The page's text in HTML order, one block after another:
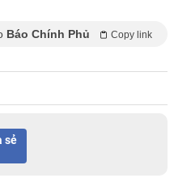
Báo Chính Phủ Copy link
sẻ